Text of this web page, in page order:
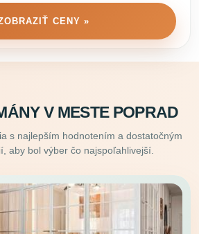
CENY »
V MESTE POPRAD
s najlepším hodnotením a dostatočným
aby bol výber čo najspoľahlivejší.